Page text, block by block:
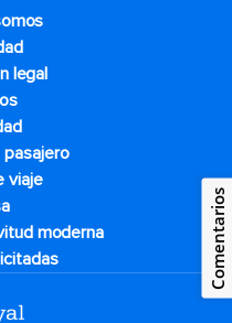
legal
viaje
moderna
Comentarios